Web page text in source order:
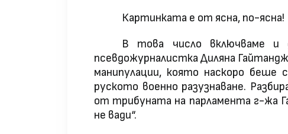
Картинката е от ясна, по-ясна!
В това число включваме и
псевдожурналистка Диляна
манипулации, която наскоро беше
руското военно разузнаване.
от трибуната на парламента г-жа
не вади“.